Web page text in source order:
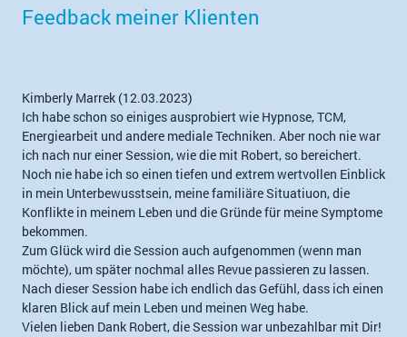
Feedback meiner Klienten
Kimberly Marrek (12.03.2023)
Ich habe schon so einiges ausprobiert wie Hypnose, TCM,
Energiearbeit und andere mediale Techniken. Aber noch nie war
ich nach nur einer Session, wie die mit Robert, so bereichert.
Noch nie habe ich so einen tiefen und extrem wertvollen Einblick
in mein Unterbewusstsein, meine familiäre Situatiuon, die
Konflikte in meinem Leben und die Gründe für meine Symptome
bekommen.
Zum Glück wird die Session auch aufgenommen (wenn man
möchte), um später nochmal alles Revue passieren zu lassen.
Nach dieser Session habe ich endlich das Gefühl, dass ich einen
klaren Blick auf mein Leben und meinen Weg habe.
Vielen lieben Dank Robert, die Session war unbezahlbar mit Dir!